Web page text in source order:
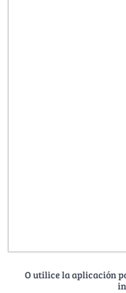
O utilice la aplicación